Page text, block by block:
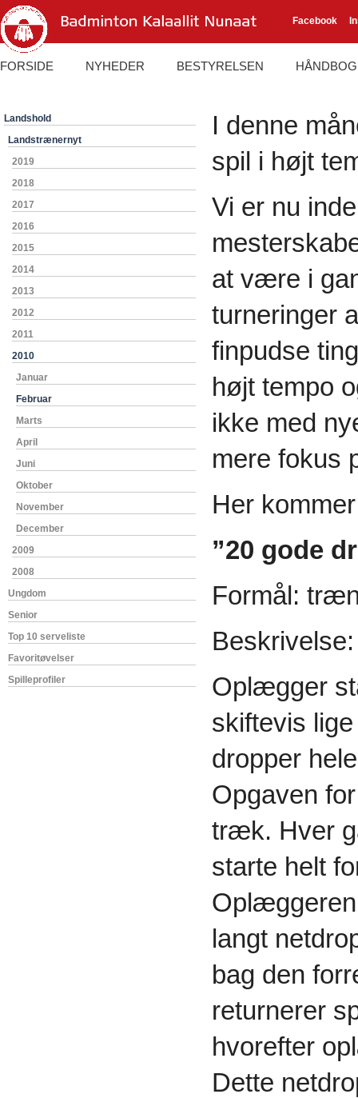
Facebook
FORSIDE NYHEDER BESTYRELSEN HÅNDBOG
Landshold
Landstrænernyt
2019
2018
2017
2016
2015
2014
2013
2012
2011
2010
Januar
Februar
Marts
April
Juni
Oktober
November
December
2009
2008
Ungdom
Senior
Top 10 serveliste
Favoritøvelser
Spilleprofiler
I denne
spil i højt
Vi er nu
at være i
turneringer
finpudse
højt tempo
ikke med
mere fokus
Her
”20 gode
Formål:
Oplægger
skiftevis
dropper
Opgaven
træk. Hver
starte helt
langt
bag den
returnerer
hvorefter
Dette